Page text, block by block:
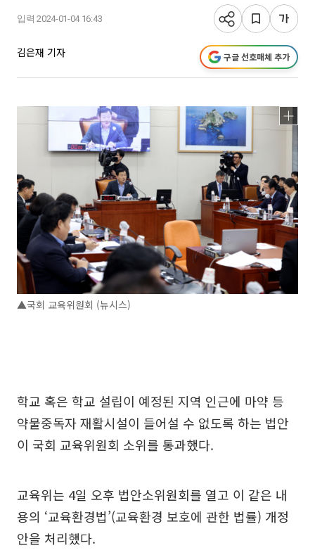
입력 2024-01-04 16:43
김은재 기자 구글 선호매체 추가
▲국회 교육위원회 (뉴시스)
학교 혹은 학교 설립이 예정된 지역 인근에 마약 등
약물중독자 재활시설이 들어설 수 없도록 하는 법안
이 국회 교육위원회 소위를 통과했다.
교육위는 4일 오후 법안소위원회를 열고 이 같은 내
용의 ‘교육환경법’(교육환경 보호에 관한 법률) 개정
안을 처리했다.